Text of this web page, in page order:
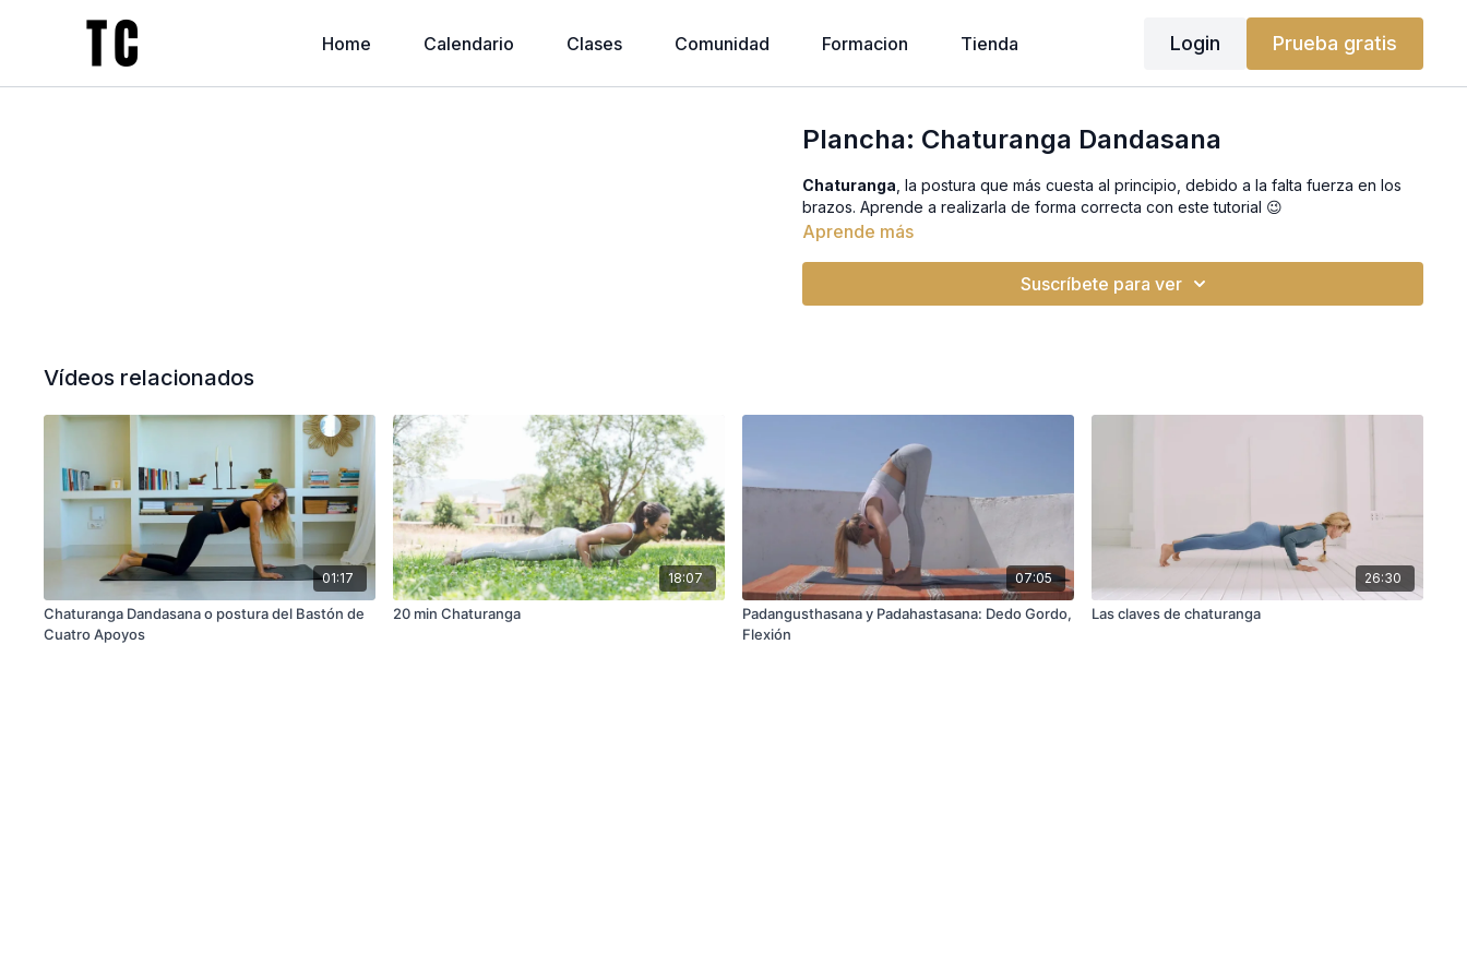
Home Calendario Clases Comunidad Formacion Tienda Login Prueba gratis
Plancha: Chaturanga Dandasana
Chaturanga , la postura que más cuesta al principio, debido a la falta fuerza en los
brazos. Aprende a realizarla de forma correcta con este tutorial 😉
Aprende más
Suscríbete para ver
Vídeos relacionados
01:17
Chaturanga Dandasana o postura del Bastón de
Cuatro Apoyos
18:07
20 min Chaturanga
07:05
Padangusthasana y Padahastasana: Dedo Gordo,
Flexión
26:30
Las claves de chaturanga